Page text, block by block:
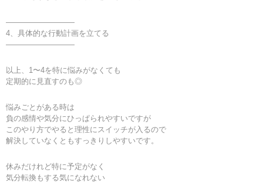
—————————
4、具体的な行動計画を立てる
—————————
以上、1〜4を特に悩みがなくても
定期的に見直すのも◎
悩みごとがある時は
負の感情や気分にひっぱられやすいですが
このやり方でやると理性にスイッチが入るので
解決していなくともすっきりしやすいです。
休みだけれど特に予定がなく
気分転換もする気になれない